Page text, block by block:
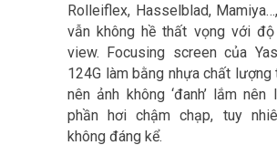
Rolleiflex, Hasselblad,
vẫn không hề thất vọng với
view. Focusing screen của
124G làm bằng nhựa chất lượng
nên ảnh không ‘đanh’ lắm
phần hơi chậm chạp, tuy
không đáng kể.